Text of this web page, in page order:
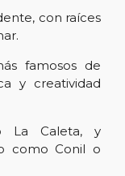
con raíces
famosos de
y creatividad
La Caleta, y
como Conil o